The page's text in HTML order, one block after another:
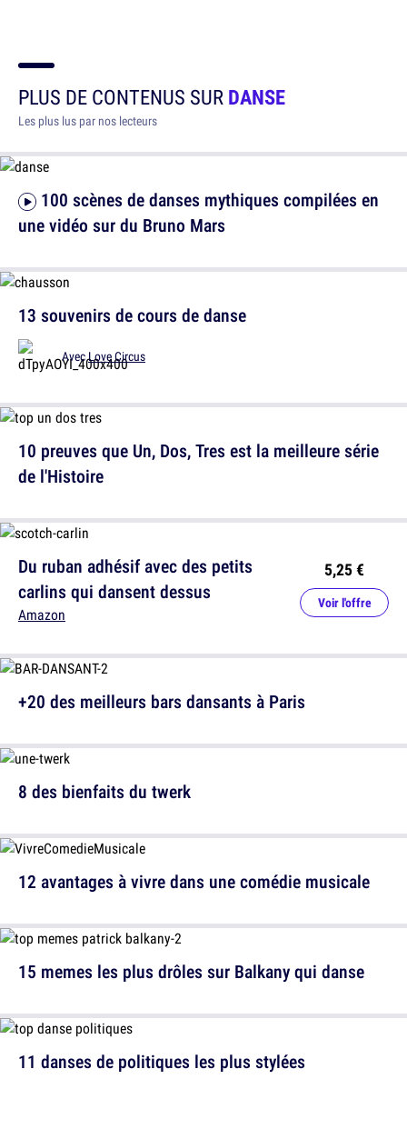
PLUS DE CONTENUS SURDANSE
Les plus lus par nos lecteurs
une vidéo sur du Bruno Mars
10 preuves que Un, Dos, Tres est la meilleure série
de l'Histoire
+20 des meilleurs bars dansants à Paris
12 avantages à vivre dans une comédie musicale
11 danses de politiques les plus stylées
13 souvenirs de cours de danse
AvecLove Circus
Du ruban adhésif avec des petits
carlins qui dansent dessus
Amazon
5,25 €
Voir l'offre
8 des bienfaits du twerk
15 memes les plus drôles sur Balkany qui danse